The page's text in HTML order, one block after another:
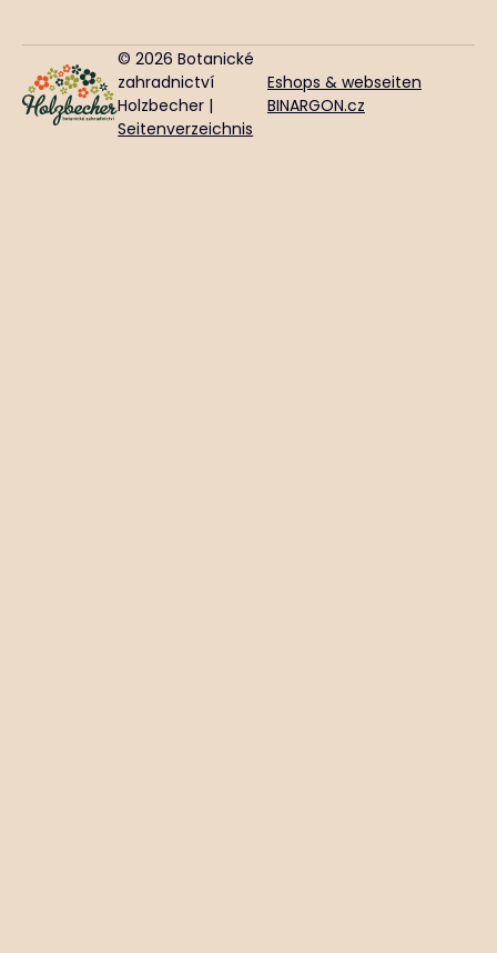
© 2026 Botanické
zahradnictví
Holzbecher |
Seitenverzeichnis
Eshops & webseiten
BINARGON.cz